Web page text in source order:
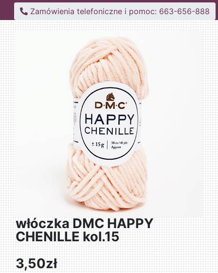
Zamówienia telefoniczne i pomoc: 663-656-888
włóczka DMC HAPPY
CHENILLE kol.15
3,50zł